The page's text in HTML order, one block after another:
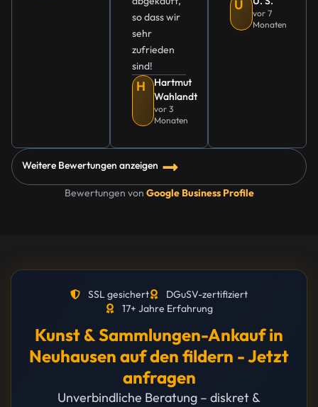
so dass wir
sehr
zufrieden
sind!
H
Hartmut
Wahlandt
vor 3
Monaten
U
vor 7
Monaten
Weitere Bewertungen anzeigen
Bewertungen von Google Business Profile
SSL gesichert
DGuSV-zertifiziert
17+ Jahre Erfahrung
Kunst & Sammlungen-Ankauf in
Neuhausen auf den fildern - Jetzt
anfragen
Unverbindliche Beratung – diskret &